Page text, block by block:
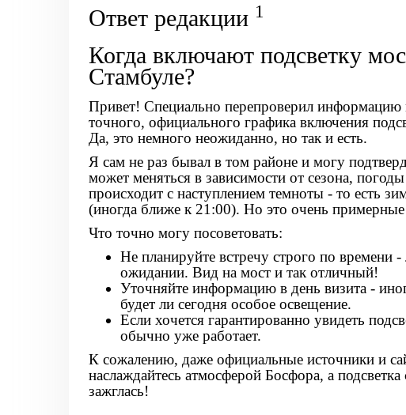
Ответ редакции 1
Когда включают подсветку
Стамбуле?
Привет! Специально перепроверил информацию
точного, официального графика включения
Да, это немного неожиданно, но так и есть.
Я сам не раз бывал в том районе и могу
может меняться в зависимости от сезона,
происходит с наступлением темноты - то есть
(иногда ближе к 21:00). Но это очень
Что точно могу посоветовать:
Не планируйте встречу строго по времени
ожидании. Вид на мост и так отличный!
Уточняйте информацию в день визита -
будет ли сегодня особое освещение.
Если хочется гарантированно увидеть
обычно уже работает.
К сожалению, даже официальные источники и
наслаждайтесь атмосферой Босфора, а
зажглась!